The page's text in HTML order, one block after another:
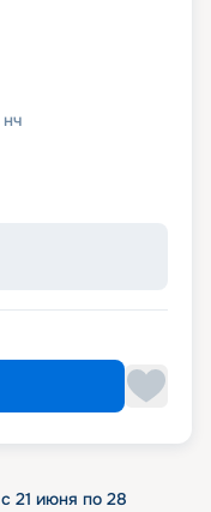
нч
21 июня по 28